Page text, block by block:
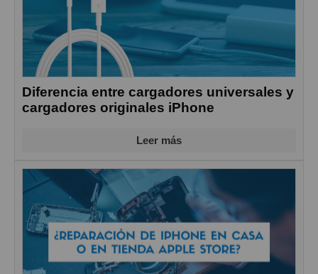
Diferencia entre cargadores universales y
cargadores originales iPhone
Leer más